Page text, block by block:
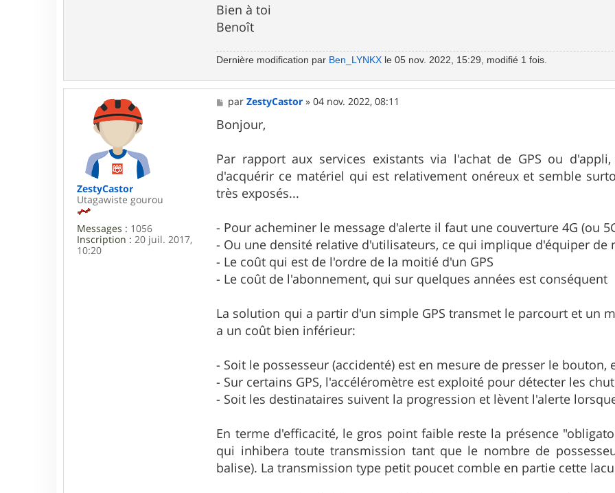
Bien à toi
Benoît
Dernière modification par Ben_LYNKX le 05 nov. 2022, 15:29, modifié 1 fois.
ZestyCastor
Utagawiste gourou
Messages : 1056
Inscription : 20 juil. 2017,
10:20
M
e
s
s
g
e
parZestyCastor »04 nov. 2022, 08:11
Bonjour,
Par rapport aux services existants via l'achat de GPS ou
d'acquérir ce matériel qui est relativement onéreux et semble
très exposés...
- Pour acheminer le message d'alerte il faut une couverture 4G (ou
- Ou une densité relative d'utilisateurs, ce qui implique d'équiper de
- Le coût qui est de l'ordre de la moitié d'un GPS
- Le coût de l'abonnement, qui sur quelques années est conséquent
La solution qui a partir d'un simple GPS transmet le parcourt et un
a un coût bien inférieur:
- Soit le possesseur (accidenté) est en mesure de presser le bouton,
- Sur certains GPS, l'accéléromètre est exploité pour détecter les
- Soit les destinataires suivent la progression et lèvent l'alerte
En terme d'efficacité, le gros point faible reste la présence
qui inhibera toute transmission tant que le nombre de
balise). La transmission type petit poucet comble en partie cette